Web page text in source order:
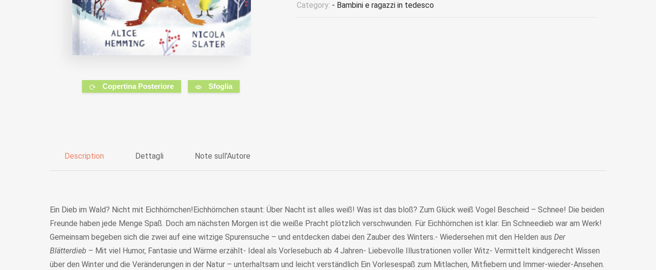
Copertina Posteriore Sfoglia
Category: - Bambini e ragazzi in tedesco
Description Dettagli Note sull'Autore
Ein Dieb im Wald? Nicht mit Eichhörnchen!Eichhörnchen staunt: Über Nacht ist alles weiß! Was ist das bloß? Zum Glück weiß Vogel Bescheid – Schnee! Die beiden
Freunde haben jede Menge Spaß. Doch am nächsten Morgen ist die weiße Pracht plötzlich verschwunden. Für Eichhörnchen ist klar: Ein Schneedieb war am Werk!
Gemeinsam begeben sich die zwei auf eine witzige Spurensuche – und entdecken dabei den Zauber des Winters.- Wiedersehen mit den Helden aus Der
Blätterdieb – Mit viel Humor, Fantasie und Wärme erzählt- Ideal als Vorlesebuch ab 4 Jahren- Liebevolle Illustrationen voller Witz- Vermittelt kindgerecht Wissen
über den Winter und die Veränderungen in der Natur – unterhaltsam und leicht verständlich Ein Vorlesespaß zum Mitlachen, Mitfiebern und Immer-wieder-Ansehen.